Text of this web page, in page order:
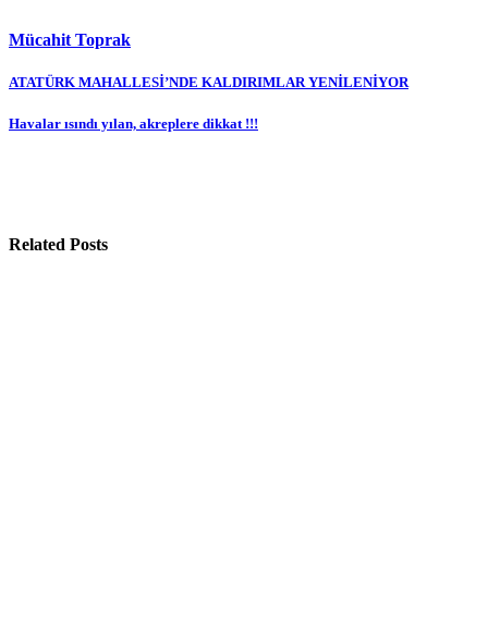
Mücahit Toprak
Yazı
gezinmesi
ATATÜRK MAHALLESİ’NDE KALDIRIMLAR YENİLENİYOR
Havalar ısındı yılan, akreplere dikkat !!!
Related Posts